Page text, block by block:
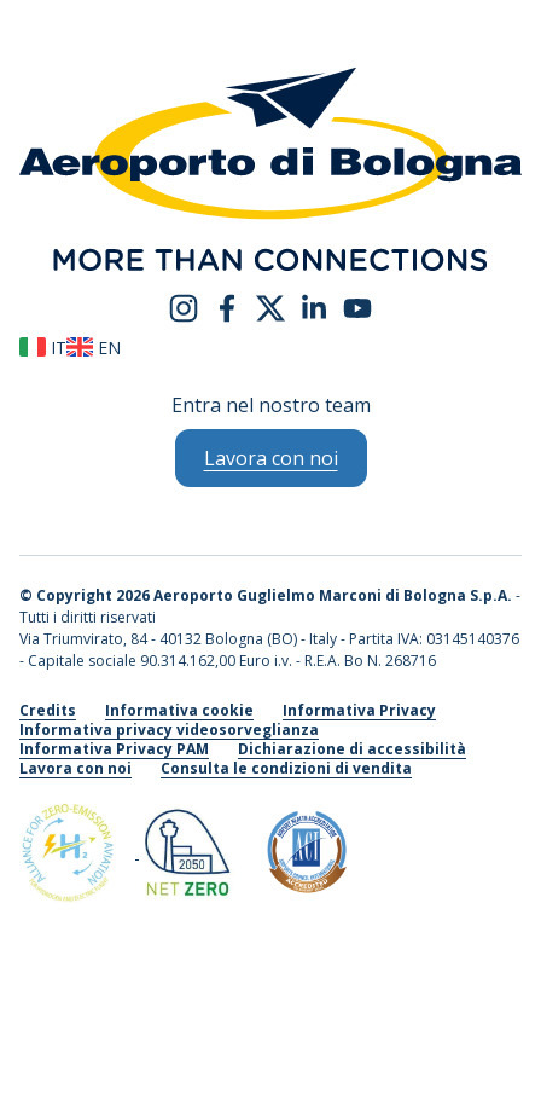
IT EN
Entra nel nostro team
Lavora con noi
© Copyright 2026 Aeroporto Guglielmo Marconi di Bologna S.p.A. -
Tutti i diritti riservati
Via Triumvirato, 84 - 40132 Bologna (BO) - Italy - Partita IVA: 03145140376
- Capitale sociale 90.314.162,00 Euro i.v. - R.E.A. Bo N. 268716
Credits Informativa cookie
Informativa Privacy
Informativa privacy videosorveglianza
Informativa Privacy PAM
Dichiarazione di accessibilità
Lavora con noi
Consulta le condizioni di vendita